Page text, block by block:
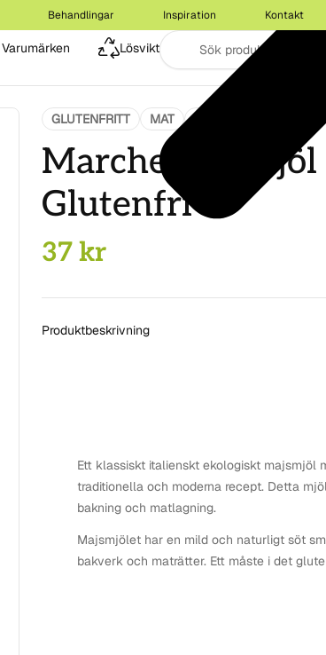
Behandlingar Inspiration Kontakt
Varumärken Lösvikt
GLUTENFRITT MAT
Marchesato Mjöl
Glutenfri
37kr
Produktbeskrivning
Ett klassiskt italienskt ekologiskt majsmjöl
traditionella och moderna recept. Detta
bakning och matlagning.
Majsmjölet har en mild och naturligt söt
bakverk och maträtter. Ett måste i det